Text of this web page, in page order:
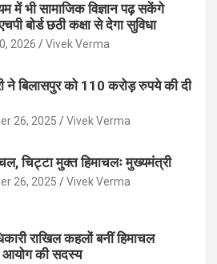
में भी सामाजिक विज्ञान पढ़ सकेंगे
एचपी बोर्ड छठी कक्षा से देगा सुविधा
2026 Vivek Verma
ने बिलासपुर को 110 करोड़ रुपये की दी
26, 2025 Vivek Verma
चिट्टा मुक्त हिमाचलः मुख्यमंत्री
26, 2025 Vivek Verma
राखिल कहलों बनीं हिमाचल
आयोग की सदस्य